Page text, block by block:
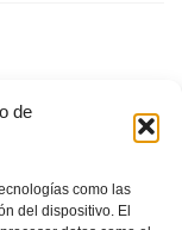
de
como las
del dispositivo. El